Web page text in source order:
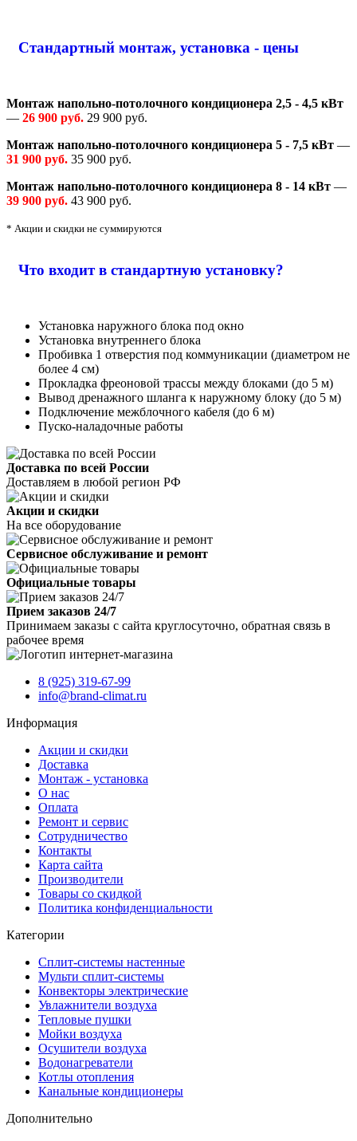
Стандартный монтаж, установка - цены
Монтаж напольно-потолочного кондиционера 2,5 - 4,5 кВт
— 26 900 руб. 29 900 руб.
Монтаж напольно-потолочного кондиционера 5 - 7,5 кВт —
31 900 руб. 35 900 руб.
Монтаж напольно-потолочного кондиционера 8 - 14 кВт —
39 900 руб. 43 900 руб.
* Акции и скидки не суммируются
Что входит в стандартную установку?
Установка наружного блока под окно
Установка внутреннего блока
Пробивка 1 отверстия под коммуникации (диаметром не
более 4 см)
Прокладка фреоновой трассы между блоками (до 5 м)
Вывод дренажного шланга к наружному блоку (до 5 м)
Подключение межблочного кабеля (до 6 м)
Пуско-наладочные работы
Доставка по всей России
Доставляем в любой регион РФ
Акции и скидки
На все оборудование
Сервисное обслуживание и ремонт
Официальные товары
Прием заказов 24/7
Принимаем заказы с сайта круглосуточно, обратная связь в
рабочее время
8 (925) 319-67-99
info@brand-climat.ru
Информация
Акции и скидки
Доставка
Монтаж - установка
О нас
Оплата
Ремонт и сервис
Сотрудничество
Контакты
Карта сайта
Производители
Товары со скидкой
Политика конфиденциальности
Категории
Сплит-системы настенные
Мульти сплит-системы
Конвекторы электрические
Увлажнители воздуха
Тепловые пушки
Мойки воздуха
Осушители воздуха
Водонагреватели
Котлы отопления
Канальные кондиционеры
Дополнительно